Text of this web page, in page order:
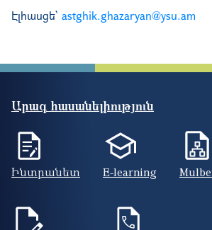
Էլհասցե՝ astghik.ghazaryan@ysu.am
Արագ հասանելիություն
Ինտրանետ E-learning